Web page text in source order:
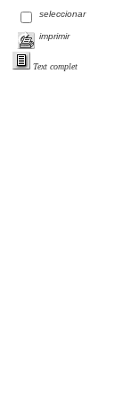
seleccionar
imprimir
Text complet